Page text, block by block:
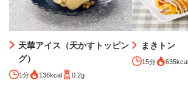
天華アイス（天かすトッピン
グ）
1分 136kcal 0.2g
まきトン
15分 635kcal